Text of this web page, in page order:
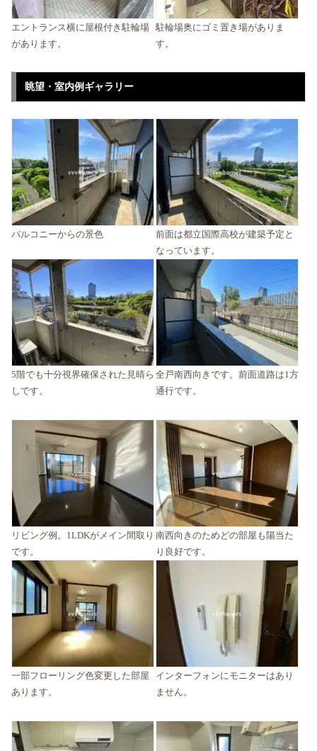
エントランス横に屋根付き駐輪場
があります。
駐輪場奥にゴミ置き場がありま
す。
眺望・室内例ギャラリー
バルコニーからの景色
前面は都立国際高校が建築予定と
なっています。
5階でも十分視界確保された見晴ら
しです。
全戸南西向きです。前面道路は1方
通行です。
リビング例。1LDKがメイン間取り
です。
南西向きのためどの部屋も陽当た
り良好です。
一部フローリング色変更した部屋
あります。
インターフォンにモニターはあり
ません。